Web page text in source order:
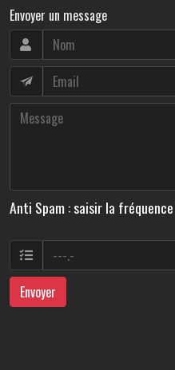
Envoyer un message
Anti Spam : saisir la
Envoyer